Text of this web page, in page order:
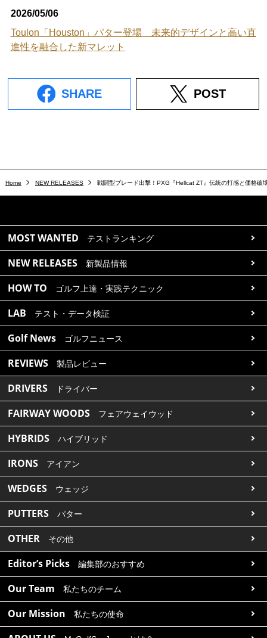
2026/05/06
Toulon「Houston」パター登場 未来的デザインと高い直
進性を融合した新マレット
SHARE POST
Home NEW RELEASES 戦闘型ブレード出撃！PXG『Hellcat ZT』伝統の打感と価格破
MOST WANTED テストランキング
NEW RELEASES 新製品情報
HOW TO ゴルフ上達・実践テクニック
LAB テスト・データ検証
Golf News ゴルフニュース
REVIEWS 製品レビュー
DRIVERS ドライバー
FAIRWAY WOODS フェアウェイウッド
HYBRIDS ハイブリッド
IRONS アイアン
WEDGES ウェッジ
PUTTERS パター
OTHER その他
Editor’s Picks 編集部のおすすめ
Our Team 私たちのチーム
Our Mission 私たちの使命